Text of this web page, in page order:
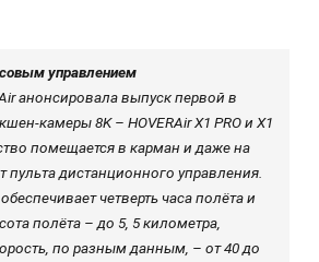
управлением
анонсировала выпуск первой в
камеры 8K – HOVERAir X1 PRO и X1
помещается в карман и даже на
пульта дистанционного управления.
четверть часа полёта и
полёта – до 5, 5 километра,
по разным данным, – от 40 до